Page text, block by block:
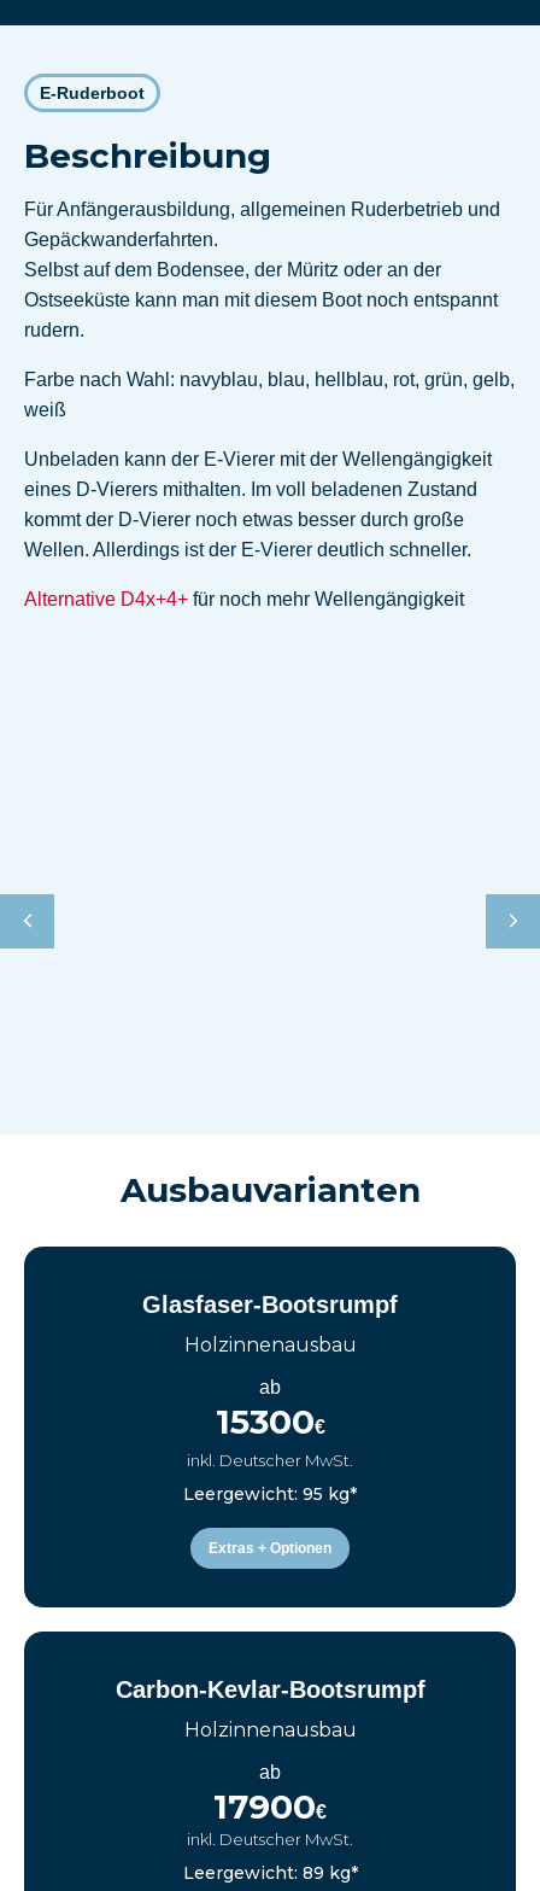
E-Ruderboot
Beschreibung
Für Anfängerausbildung, allgemeinen Ruderbetrieb und
Gepäckwanderfahrten.
Selbst auf dem Bodensee, der Müritz oder an der
Ostseeküste kann man mit diesem Boot noch entspannt
rudern.
Farbe nach Wahl: navyblau, blau, hellblau, rot, grün, gelb,
weiß
Unbeladen kann der E-Vierer mit der Wellengängigkeit
eines D-Vierers mithalten. Im voll beladenen Zustand
kommt der D-Vierer noch etwas besser durch große
Wellen. Allerdings ist der E-Vierer deutlich schneller.
Alternative D4x+4+ für noch mehr Wellengängigkeit
Ausbauvarianten
Glasfaser-Bootsrumpf
Holzinnenausbau
ab
15300€
inkl. Deutscher MwSt.
Leergewicht: 95 kg*
Extras + Optionen
Carbon-Kevlar-Bootsrumpf
Holzinnenausbau
ab
17900€
inkl. Deutscher MwSt.
Leergewicht: 89 kg*